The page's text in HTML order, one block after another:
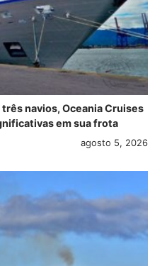
navios, Oceania Cruises
em sua frota
agosto 5, 2026